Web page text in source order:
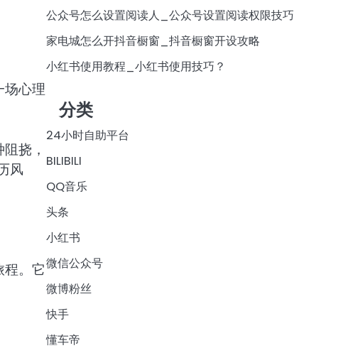
场心理
挠，
风
。它
公众号怎么设置阅读人_公众号设置阅读权限技巧
家电城怎么开抖音橱窗_抖音橱窗开设攻略
小红书使用教程_小红书使用技巧？
分类
24小时自助平台
BILIBILI
QQ音乐
头条
小红书
微信公众号
微博粉丝
快手
懂车帝